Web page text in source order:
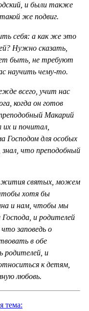
и были также
же подвиг.
себя: а как же это
Нужно сказать,
быть, не требуют
научить чему-то.
всего, учит нас
когда он готов
Макарий
их и почитал,
Господом для особых
знал, что преподобный
жития святых, можем
хотя бы
и нам, чтобы мы
и родителей
заповедь о
в обе
и
к детям,
любовь.
тема: